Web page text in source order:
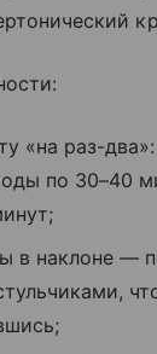
«на раз-
по 30–40
в наклоне —